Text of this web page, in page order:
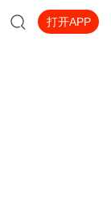
打开APP